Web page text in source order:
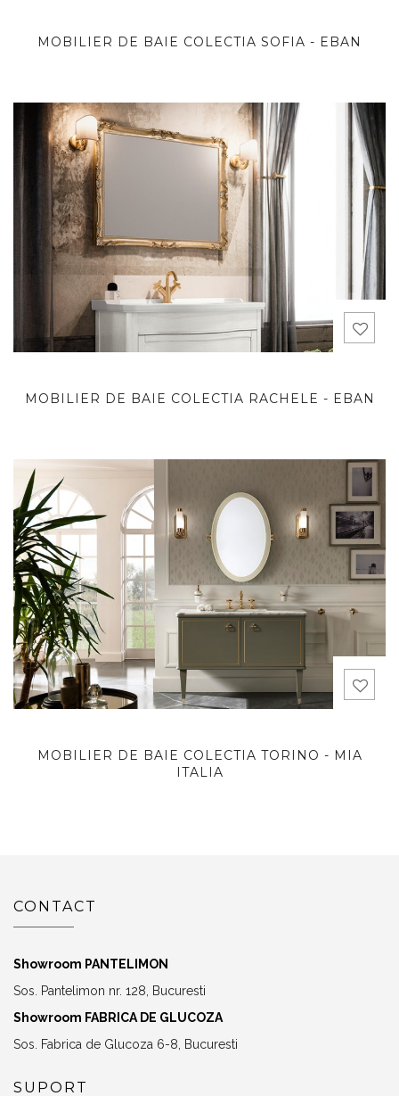
MOBILIER DE BAIE COLECTIA SOFIA - EBAN
MOBILIER DE BAIE COLECTIA RACHELE - EBAN
MOBILIER DE BAIE COLECTIA TORINO - MIA
ITALIA
CONTACT
Showroom PANTELIMON
Sos. Pantelimon nr. 128, Bucuresti
Showroom FABRICA DE GLUCOZA
Sos. Fabrica de Glucoza 6-8, Bucuresti
SUPORT